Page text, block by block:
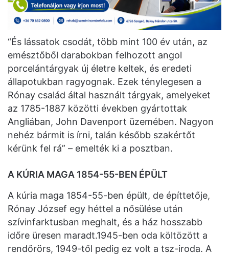
“És lássatok csodát, több mint 100 év után, az
emésztőből darabokban felhozott angol
porcelántárgyak új életre keltek, és eredeti
állapotukban ragyognak. Ezek ténylegesen a
Rónay család által használt tárgyak, amelyeket
az 1785-1887 közötti években gyártottak
Angliában, John Davenport üzemében. Nagyon
nehéz bármit is írni, talán később szakértőt
kérünk fel rá” – emelték ki a posztban.
A KÚRIA MAGA 1854-55-BEN ÉPÜLT
A kúria maga 1854-55-ben épült, de építtetője,
Rónay József egy héttel a nősülése után
szívinfarktusban meghalt, és a ház hosszabb
időre üresen maradt.1945-ben oda költözött a
rendőrörs, 1949-től pedig ez volt a tsz-iroda. A